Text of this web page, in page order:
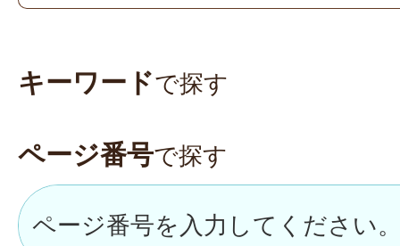
キーワードで探す
ページ番号で探す